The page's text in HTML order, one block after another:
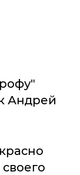
Андрей